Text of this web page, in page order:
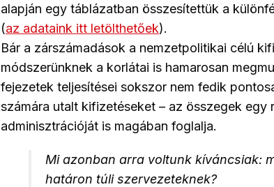
alapján egy táblázatban összesítettük a
(az adataink itt letölthetőek).
Bár a zárszámadások a nemzetpolitikai célú
módszerünknek a korlátai is hamarosan
fejezetek teljesítései sokszor nem fedik
számára utalt kifizetéseket – az összegek egy
adminisztrációját is magában foglalja.
Mi azonban arra voltunk kíváncsiak:
határon túli szervezeteknek?